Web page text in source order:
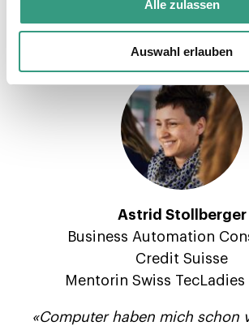
Alle zulassen
Auswahl erlauben
von
Astrid Stollberger
Business Automation
Credit Suisse
Mentorin Swiss TecLadies
«Computer haben mich schon